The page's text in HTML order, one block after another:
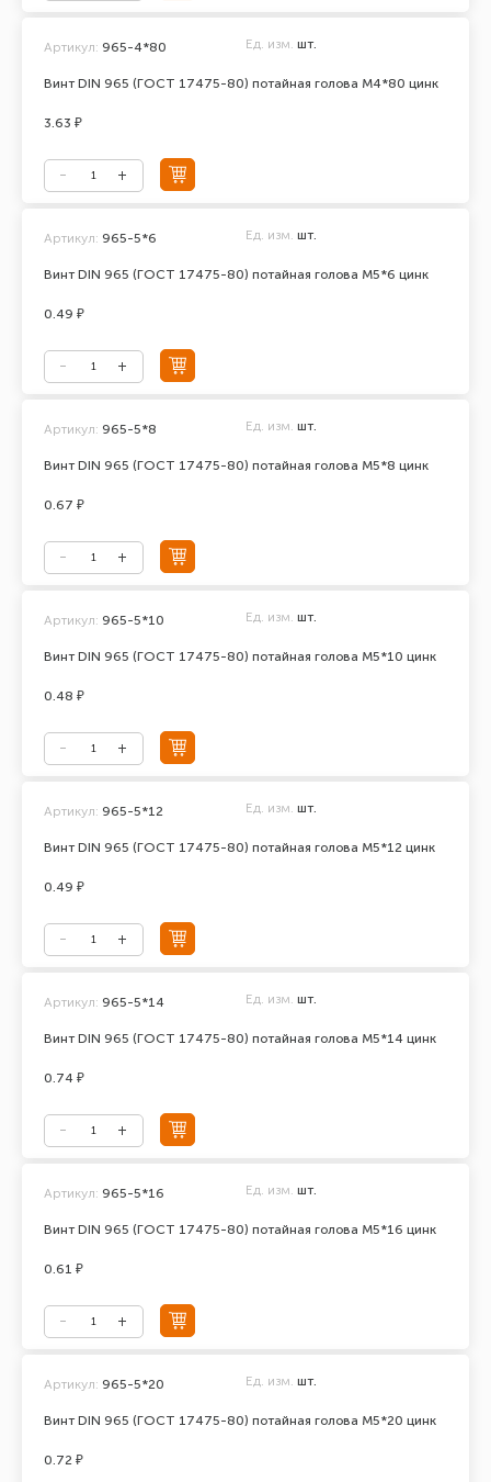
Винт DIN 965 (ГОСТ 17475-80) потайная голова М4*80 цинк
Артикул: 965-4*80 Ед. изм. шт.
3.63 ₽
Винт DIN 965 (ГОСТ 17475-80) потайная голова М5*6 цинк
Артикул: 965-5*6 Ед. изм. шт.
0.49 ₽
Винт DIN 965 (ГОСТ 17475-80) потайная голова М5*8 цинк
Артикул: 965-5*8 Ед. изм. шт.
0.67 ₽
Винт DIN 965 (ГОСТ 17475-80) потайная голова М5*10 цинк
Артикул: 965-5*10 Ед. изм. шт.
0.48 ₽
Винт DIN 965 (ГОСТ 17475-80) потайная голова М5*12 цинк
Артикул: 965-5*12 Ед. изм. шт.
0.49 ₽
Винт DIN 965 (ГОСТ 17475-80) потайная голова М5*14 цинк
Артикул: 965-5*14 Ед. изм. шт.
0.74 ₽
Винт DIN 965 (ГОСТ 17475-80) потайная голова М5*16 цинк
Артикул: 965-5*16 Ед. изм. шт.
0.61 ₽
Винт DIN 965 (ГОСТ 17475-80) потайная голова М5*20 цинк
Артикул: 965-5*20 Ед. изм. шт.
0.72 ₽